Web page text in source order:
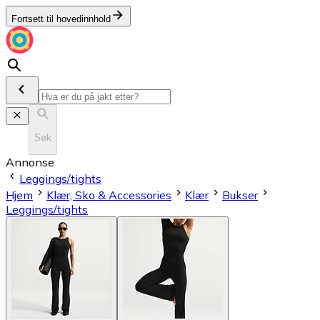
Fortsett til hovedinnhold
Søk
Annonse
Leggings/tights
Hjem
Klær, Sko & Accessories Klær
Bukser
Leggings/tights